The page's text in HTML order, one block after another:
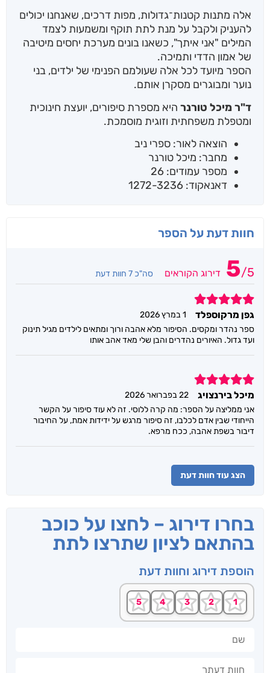
אלה מתנות קטנות־גדולות, מפות דרכים, שאנחנו יכולים
להעניק ולקבל על מנת לתת תוקף ומשמעות לצמד
המילים "אני איתך", כשאנו בונים מערכת יחסים מיטיבה
של אמון הדדי ותמיכה.
הספר מיועד לכל אלה שעולמם הפנימי של ילדים, בני
נוער ומבוגרים מסקרן אותם.
ד"ר מיכל טורנר היא מספרת סיפורים, יועצת חינוכית
ומטפלת משפחתית וזוגית מוסמכת.
הוצאה לאור: ספרי ניב
מחבר: מיכל טורנר
מספר עמודים: 26
דאנאקוד: 1272-3236
חוות דעת על הספר
5/5 דירוג הקוראים סה"כ 7 חוות דעת
5
גפן מרקוספלד
1 במרץ 2026
ספר נהדר ומקסים. הסיפור מלא אהבה ורוך ומתאים לילדים מגיל תינוק
ועד גדול. האיורים נהדרים והבן שלי מאד אהב אותו
5
מיכל בירנצויג
22 בפברואר 2026
אני ממליצה על הספר: מה קרה ללוסי. זה לא עוד סיפור על הקשר
הייחודי שבין אדם לכלבו, זה סיפור מרגש על ידידות אמת, על החיבור
דיבור בשפת אהבה, ככח מרפא.
הצג עוד חוות דעת
בחרו דירוג – לחצו על כוכב
בהתאם לציון שתרצו לתת
הוספת דירוג וחוות דעת